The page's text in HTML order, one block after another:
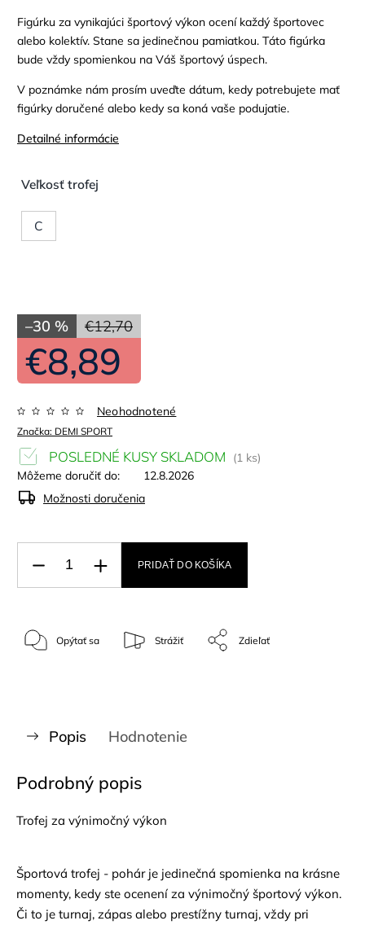
Figúrku za vynikajúci športový výkon ocení každý športovec
alebo kolektív. Stane sa jedinečnou pamiatkou. Táto figúrka
bude vždy spomienkou na Váš športový úspech.
V poznámke nám prosím uveďte dátum, kedy potrebujete mať
figúrky doručené alebo kedy sa koná vaše podujatie.
Detailné informácie
Veľkosť trofej
C
Značka: DEMI SPORT
Neohodnotené
€12,70
–30 %
€8,89
POSLEDNÉ KUSY SKLADOM
(1 ks)
Môžeme doručiť do:
12.8.2026
Možnosti doručenia
PRIDAŤ DO KOŠÍKA
Opýtať sa Strážiť Zdieľať
Popis Hodnotenie
Podrobný popis
Trofej za výnimočný výkon
Športová trofej - pohár je jedinečná spomienka na krásne
momenty, kedy ste ocenení za výnimočný športový výkon.
Či to je turnaj, zápas alebo prestížny turnaj, vždy pri